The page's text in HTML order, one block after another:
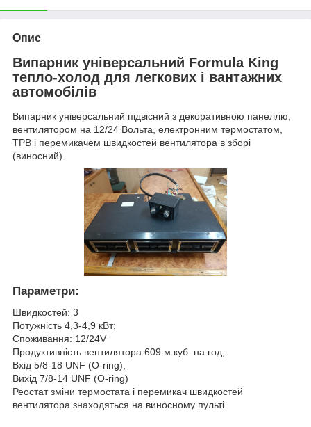
Опис
Випарник універсальний Formula King
тепло-холод для легкових і вантажних
автомобілів
Випарник універсальний підвісний з декоративною панеллю,
вентилятором на 12/24 Вольта, електронним термостатом,
ТРВ і перемикачем швидкостей вентилятора в зборі
(виносний).
Параметри:
Швидкостей: 3
Потужність 4,3-4,9 кВт;
Споживання: 12/24V
Продуктивність вентилятора 609 м.куб. на год;
Вхід 5/8-18 UNF (O-ring),
Вихід 7/8-14 UNF (O-ring)
Реостат зміни термостата і перемикач швидкостей
вентилятора знаходяться на виносному пульті